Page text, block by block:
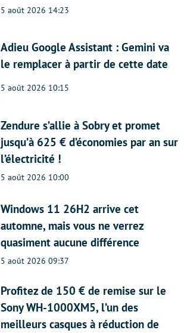
5 août 2026 14:23
Adieu Google Assistant : Gemini va
le remplacer à partir de cette date
5 août 2026 10:15
Zendure s’allie à Sobry et promet
jusqu’à 625 € d’économies par an sur
l’électricité !
5 août 2026 10:00
Windows 11 26H2 arrive cet
automne, mais vous ne verrez
quasiment aucune différence
5 août 2026 09:37
Profitez de 150 € de remise sur le
Sony WH-1000XM5, l’un des
meilleurs casques à réduction de